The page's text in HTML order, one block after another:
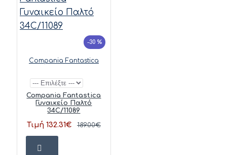
-30 %
Compania Fantastica
Compania Fantastica
Γυναικείο Παλτό
34C/11089
Τιμή 132.31€ 189.00€